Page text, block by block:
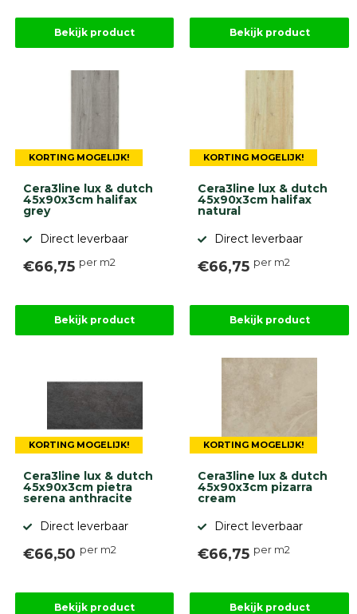
Opsluitbanden
Betonbanden
Palissades
Afwatering
diversen
Beplantings
betonelementen
Overig
tuinproject
Onlinebestrating.nl
9.1
gebaseerd
ervaringen
Bekijk product Bekijk product
KORTING MOGELIJK!
Cera3line lux & dutch
45x90x3cm halifax
grey
Direct leverbaar
€66,75 per m2
Bekijk product
KORTING MOGELIJK!
Cera3line lux & dutch
45x90x3cm halifax
natural
Direct leverbaar
€66,75 per m2
Bekijk product
KORTING MOGELIJK!
Cera3line lux & dutch
45x90x3cm pietra
serena anthracite
Direct leverbaar
€66,50 per m2
Bekijk product
KORTING MOGELIJK!
Cera3line lux & dutch
45x90x3cm pizarra
cream
Direct leverbaar
€66,75 per m2
Bekijk product